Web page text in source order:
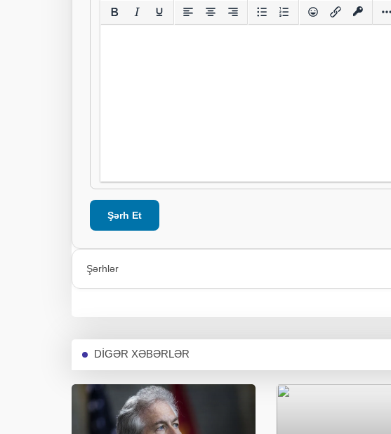
Şərh Et
Şərhlər
DİGƏR XƏBƏRLƏR